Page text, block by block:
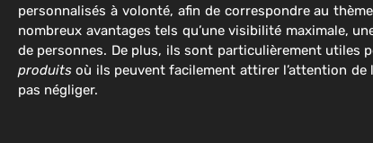
personnalisés à volonté, afin de correspondre au
nombreux avantages tels qu’une visibilité maximale,
de personnes. De plus, ils sont particulièrement utiles
produits où ils peuvent facilement attirer l’attention
pas négliger.